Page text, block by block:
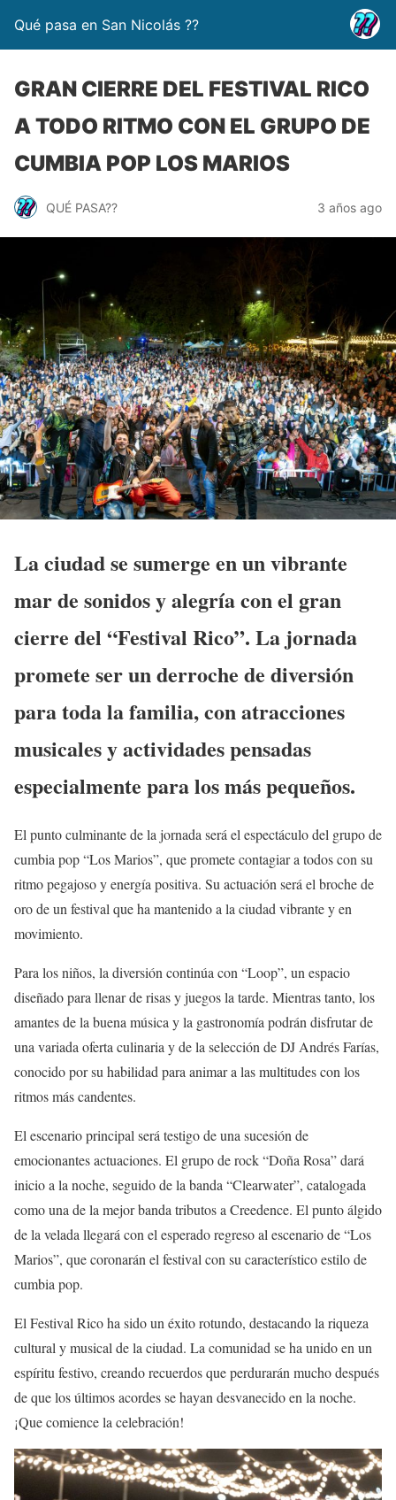
Qué pasa en San Nicolás ??
GRAN CIERRE DEL FESTIVAL RICO
A TODO RITMO CON EL GRUPO DE
CUMBIA POP LOS MARIOS
QUÉ PASA?? 3 años ago
La ciudad se sumerge en un vibrante
mar de sonidos y alegría con el gran
cierre del “Festival Rico”. La jornada
promete ser un derroche de diversión
para toda la familia, con atracciones
musicales y actividades pensadas
especialmente para los más pequeños.
El punto culminante de la jornada será el espectáculo del grupo de
cumbia pop “Los Marios”, que promete contagiar a todos con su
ritmo pegajoso y energía positiva. Su actuación será el broche de
oro de un festival que ha mantenido a la ciudad vibrante y en
movimiento.
Para los niños, la diversión continúa con “Loop”, un espacio
diseñado para llenar de risas y juegos la tarde. Mientras tanto, los
amantes de la buena música y la gastronomía podrán disfrutar de
una variada oferta culinaria y de la selección de DJ Andrés Farías,
conocido por su habilidad para animar a las multitudes con los
ritmos más candentes.
El escenario principal será testigo de una sucesión de
emocionantes actuaciones. El grupo de rock “Doña Rosa” dará
inicio a la noche, seguido de la banda “Clearwater”, catalogada
como una de la mejor banda tributos a Creedence. El punto álgido
de la velada llegará con el esperado regreso al escenario de “Los
Marios”, que coronarán el festival con su característico estilo de
cumbia pop.
El Festival Rico ha sido un éxito rotundo, destacando la riqueza
cultural y musical de la ciudad. La comunidad se ha unido en un
espíritu festivo, creando recuerdos que perdurarán mucho después
de que los últimos acordes se hayan desvanecido en la noche.
¡Que comience la celebración!